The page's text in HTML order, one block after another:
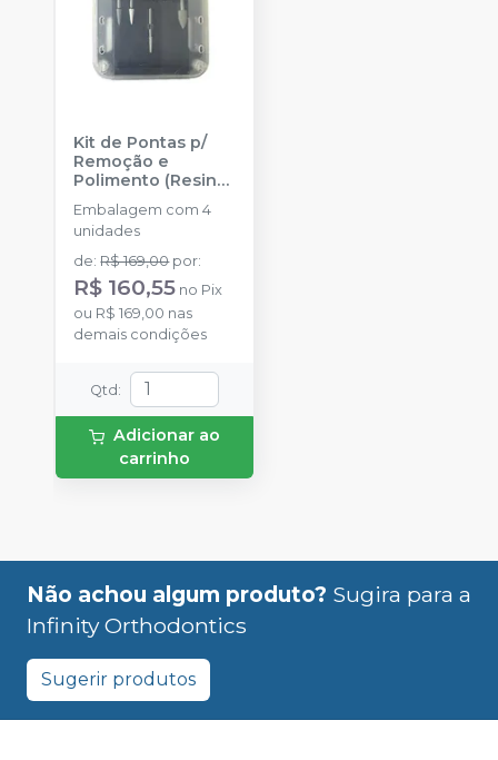
Kit de Pontas p/
Remoção e
Polimento (Resina/
Attachments) - 4
peças-INFINITY
ORTHODONTICS
Embalagem com 4
unidades
de:R$ 169,00 por:
R$ 160,55 no Pix
ou R$ 169,00 nas
demais condições
Qtd :
Adicionar ao
carrinho
Não achou algum produto? Sugira para a
Infinity Orthodontics
Sugerir produtos